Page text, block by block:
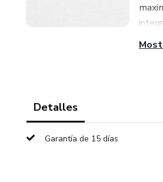
Detalles
Garantía de 15 días